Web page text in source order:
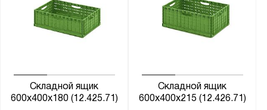
Складной ящик
600х400х180 (12.425.71)
Складной ящик
600х400х215 (12.426.71)